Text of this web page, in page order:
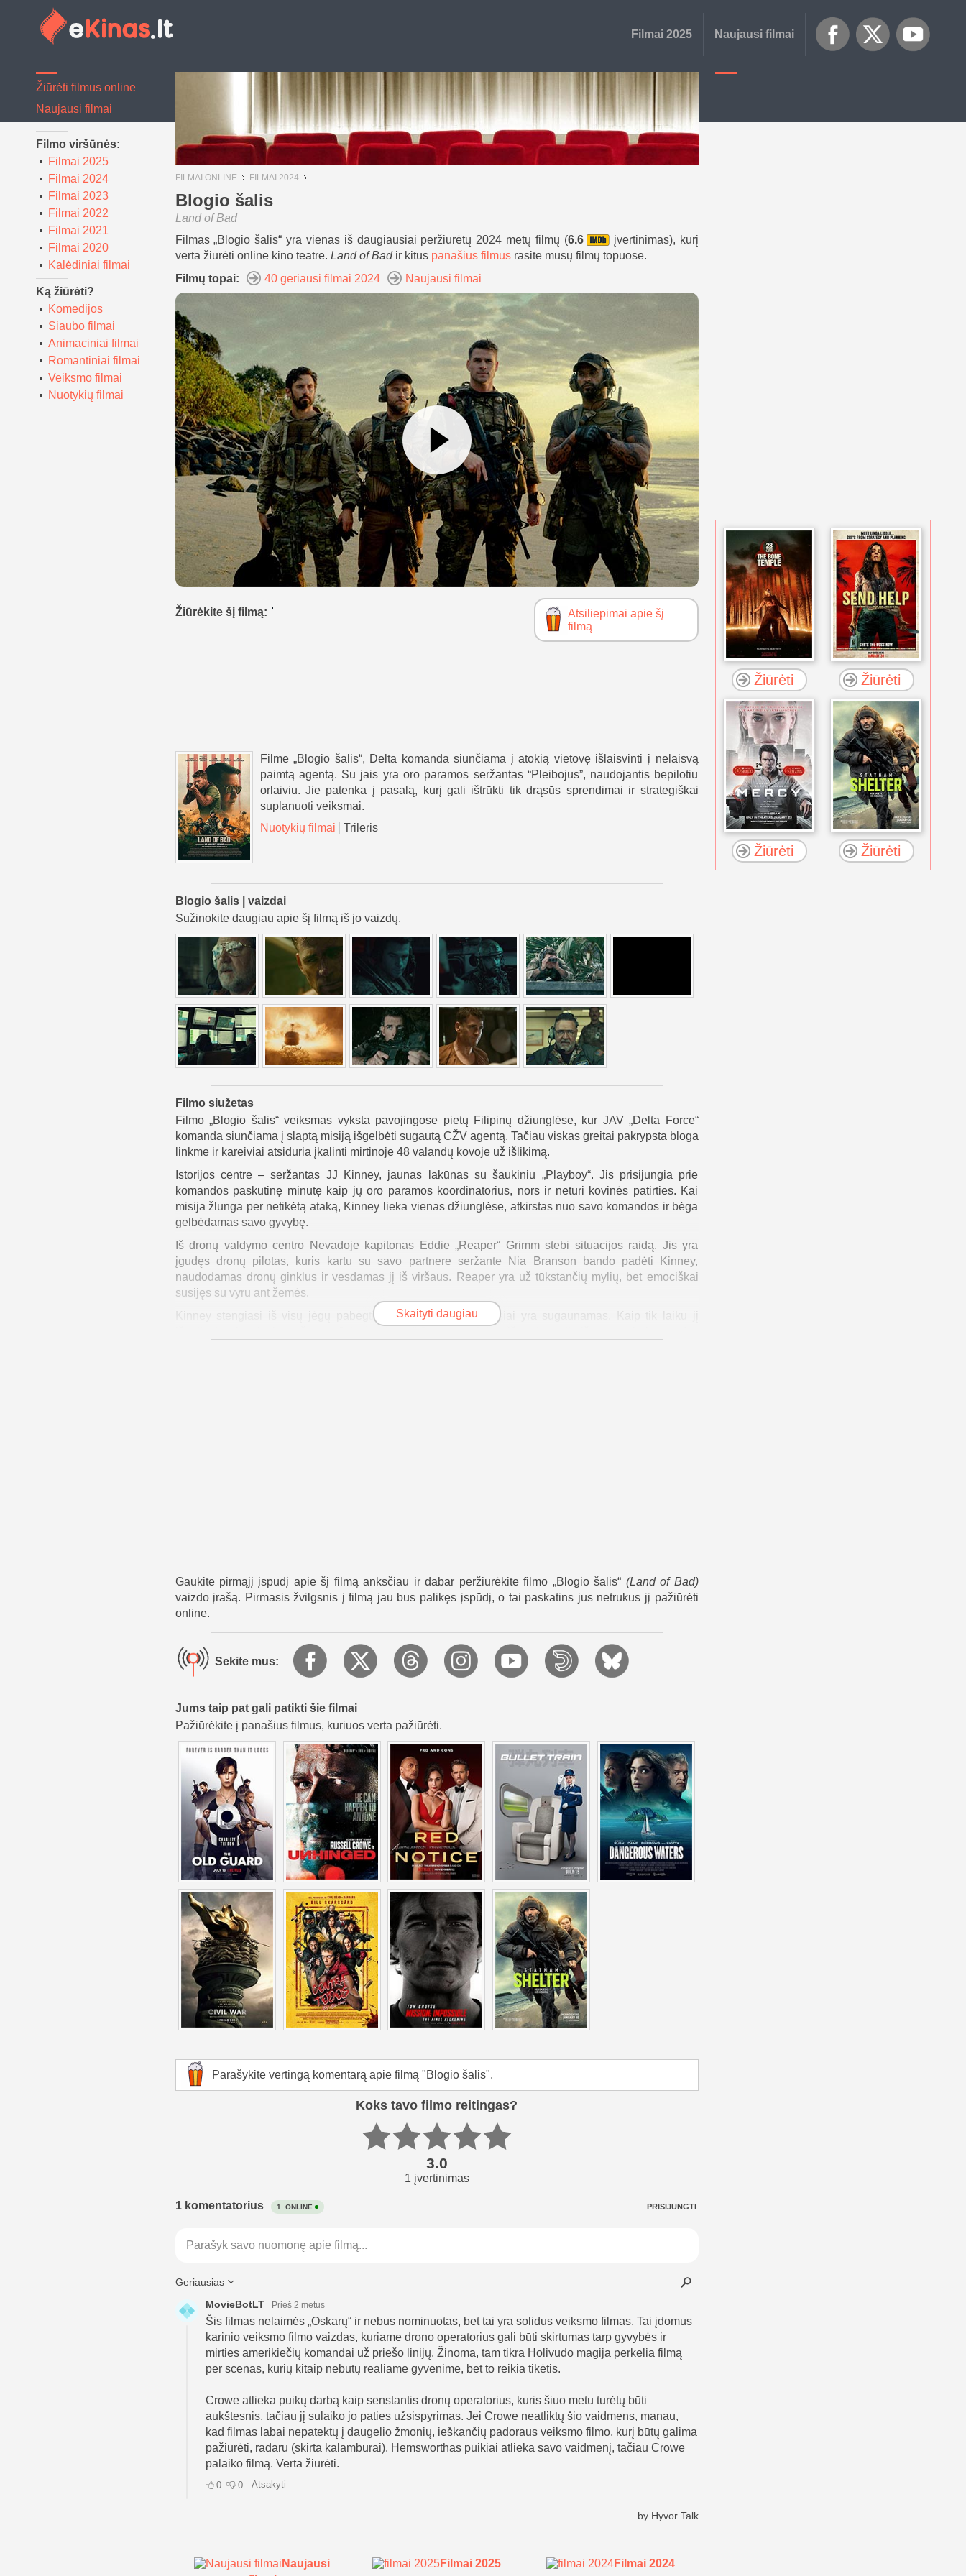
Naujausi filmai
Filmai 2025
Žiūrėti filmus online
Naujausi filmai
Filmo viršūnės:
Filmai 2025
Filmai 2024
Filmai 2023
Filmai 2022
Filmai 2021
Filmai 2020
Kalėdiniai filmai
Ką žiūrėti?
Komedijos
Siaubo filmai
Animaciniai filmai
Romantiniai filmai
Veiksmo filmai
Nuotykių filmai
Žiūrėti Žiūrėti
Žiūrėti Žiūrėti
FILMAI ONLINE FILMAI 2024
Blogio šalis
Land of Bad
Filmas „Blogio šalis“ yra vienas iš daugiausiai peržiūrėtų 2024 metų filmų (6.6
įvertinimas), kurį
verta žiūrėti online kino teatre. Land of Badir kitus panašius filmusrasite mūsų filmų topuose.
Filmų topai:
40 geriausi filmai 2024 Naujausi filmai
Atsiliepimai apie šį
filmą
Žiūrėkite šį filmą:
Filme „Blogio šalis“, Delta komanda siunčiama į atokią vietovę išlaisvinti į nelaisvą
paimtą agentą. Su jais yra oro paramos seržantas “Pleibojus”, naudojantis bepilotiu
orlaiviu. Jie patenka į pasalą, kurį gali ištrūkti tik drąsūs sprendimai ir strategiškai
suplanuoti veiksmai.
Nuotykių filmai
Trileris
Blogio šalis | vaizdai
Sužinokite daugiau apie šį filmą iš jo vaizdų.
Filmo siužetas
Filmo „Blogio šalis“ veiksmas vyksta pavojingose pietų Filipinų džiunglėse, kur JAV „Delta Force“
komanda siunčiama į slaptą misiją išgelbėti sugautą CŽV agentą. Tačiau viskas greitai pakrypsta bloga
linkme ir kareiviai atsiduria įkalinti mirtinoje 48 valandų kovoje už išlikimą.
Istorijos centre – seržantas JJ Kinney, jaunas lakūnas su šaukiniu „Playboy“. Jis prisijungia prie
komandos paskutinę minutę kaip jų oro paramos koordinatorius, nors ir neturi kovinės patirties. Kai
misija žlunga per netikėtą ataką, Kinney lieka vienas džiunglėse, atkirstas nuo savo komandos ir bėga
gelbėdamas savo gyvybę.
Iš dronų valdymo centro Nevadoje kapitonas Eddie „Reaper“ Grimm stebi situacijos raidą. Jis yra
įgudęs dronų pilotas, kuris kartu su savo partnere seržante Nia Branson bando padėti Kinney,
naudodamas dronų ginklus ir vesdamas jį iš viršaus. Reaper yra už tūkstančių mylių, bet emociškai
susijęs su vyru ant žemės.
Kinney stengiasi iš visų jėgų pabėgti nuo priešo, bet galiausiai yra sugaunamas. Kaip tik laiku jį
Skaityti daugiau
Gaukite pirmąjį įspūdį apie šį filmą anksčiau ir dabar peržiūrėkite filmo „Blogio šalis“ (Land of Bad)
vaizdo įrašą. Pirmasis žvilgsnis į filmą jau bus palikęs įspūdį, o tai paskatins jus netrukus jį pažiūrėti
online.
Sekite mus:
Jums taip pat gali patikti šie filmai
Pažiūrėkite į panašius filmus, kuriuos verta pažiūrėti.
Parašykite vertingą komentarą apie filmą "Blogio šalis".
Naujausi
Filmai 2025 Filmai 2024